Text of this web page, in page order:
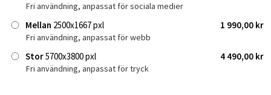
Fri användning, anpassat för sociala medier
Mellan 2500x1667 pxl 1 990,00 kr
Fri användning, anpassat för webb
Stor5700x3800 pxl 4 490,00 kr
Fri användning, anpassat för tryck